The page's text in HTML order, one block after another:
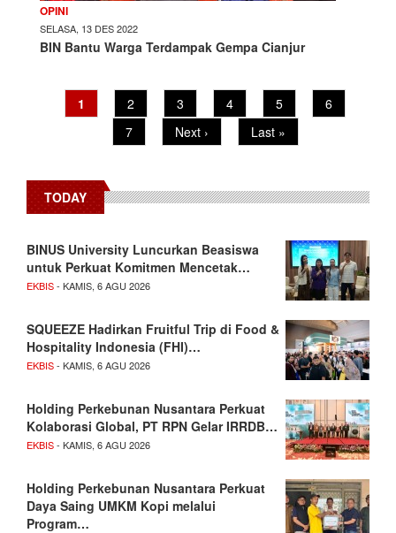
OPINI
SELASA, 13 DES 2022
BIN Bantu Warga Terdampak Gempa Cianjur
PaginationCurrent
page
1 Page
2 Page
3 Page
4 Page
5 Page
6
Page
7
Next
page
Next ›
Last
page
Last »
TODAY
BINUS University Luncurkan Beasiswa
untuk Perkuat Komitmen Mencetak…
EKBIS- KAMIS, 6 AGU 2026
SQUEEZE Hadirkan Fruitful Trip di Food &
Hospitality Indonesia (FHI)…
EKBIS- KAMIS, 6 AGU 2026
Holding Perkebunan Nusantara Perkuat
Kolaborasi Global, PT RPN Gelar IRRDB…
EKBIS- KAMIS, 6 AGU 2026
Holding Perkebunan Nusantara Perkuat
Daya Saing UMKM Kopi melalui
Program…